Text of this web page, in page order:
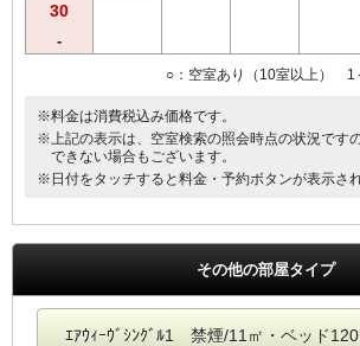
30
-
○：空室あり（10室以上）
※料金は消費税込み価格です。
※上記の表示は、空室検索の照会時点の状況です
できない場合もございます。
※日付をタッチすると料金・予約ボタンが表示され
その他の部屋タイプ
ｴｱｳｨｰｳﾞｼﾝｸﾞﾙ1 禁煙/11㎡・ベッド